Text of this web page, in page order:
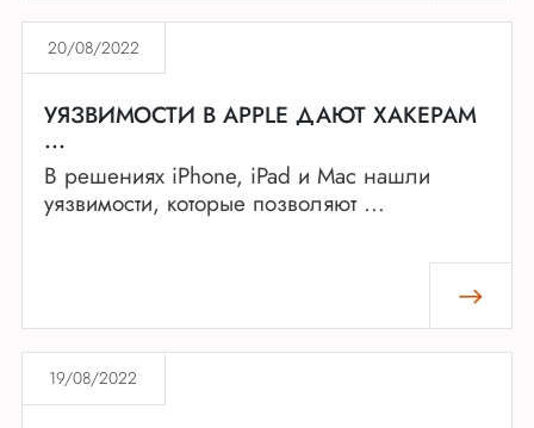
20/08/2022
УЯЗВИМОСТИ В APPLE ДАЮТ ХАКЕРАМ
...
В решениях iPhone, iPad и Mac нашли
уязвимости, которые позволяют ...
19/08/2022